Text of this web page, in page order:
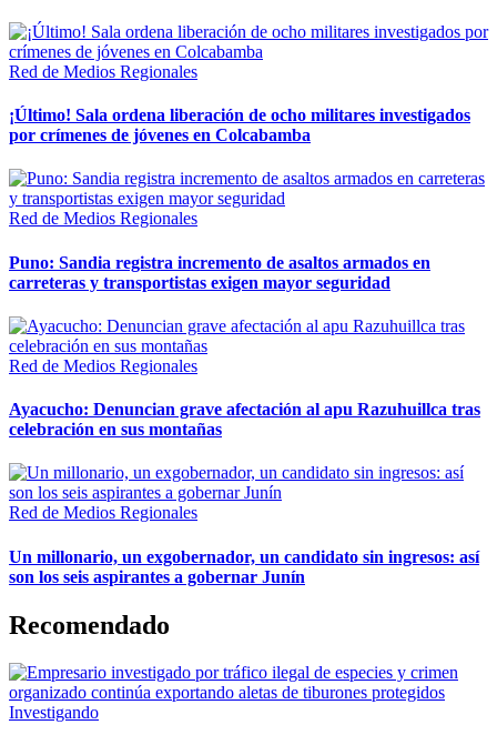
Red de Medios Regionales
¡Último! Sala ordena liberación de ocho militares investigados
por crímenes de jóvenes en Colcabamba
Red de Medios Regionales
Puno: Sandia registra incremento de asaltos armados en
carreteras y transportistas exigen mayor seguridad
Red de Medios Regionales
Ayacucho: Denuncian grave afectación al apu Razuhuillca tras
celebración en sus montañas
Red de Medios Regionales
Un millonario, un exgobernador, un candidato sin ingresos: así
son los seis aspirantes a gobernar Junín
Recomendado
Investigando